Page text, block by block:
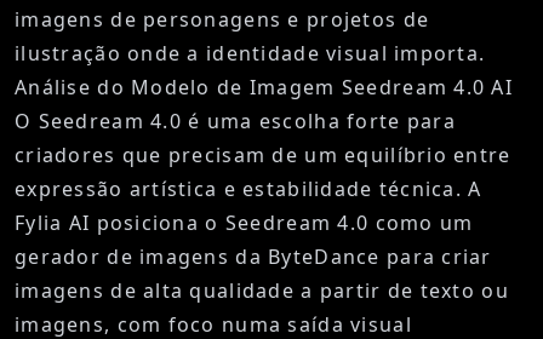
imagens de personagens e projetos de
ilustração onde a identidade visual importa.
Análise do Modelo de Imagem Seedream 4.0 AI
O Seedream 4.0 é uma escolha forte para
criadores que precisam de um equilíbrio entre
expressão artística e estabilidade técnica. A
Fylia AI posiciona o Seedream 4.0 como um
gerador de imagens da ByteDance para criar
imagens de alta qualidade a partir de texto ou
imagens, com foco numa saída visual